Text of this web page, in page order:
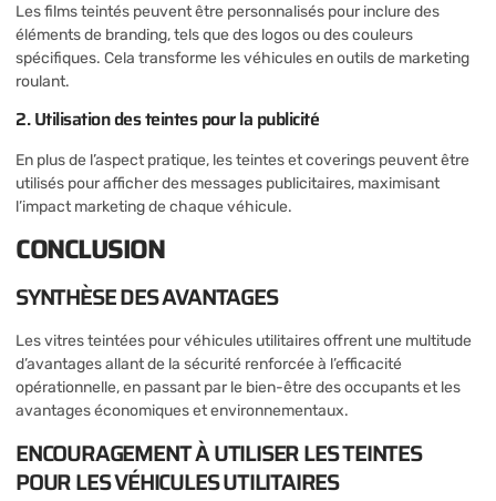
Les films teintés peuvent être personnalisés pour inclure des
éléments de branding, tels que des logos ou des couleurs
spécifiques. Cela transforme les véhicules en outils de marketing
roulant.
2. Utilisation des teintes pour la publicité
En plus de l’aspect pratique, les teintes et coverings peuvent être
utilisés pour afficher des messages publicitaires, maximisant
l’impact marketing de chaque véhicule.
CONCLUSION
SYNTHÈSE DES AVANTAGES
Les vitres teintées pour véhicules utilitaires offrent une multitude
d’avantages allant de la sécurité renforcée à l’efficacité
opérationnelle, en passant par le bien-être des occupants et les
avantages économiques et environnementaux.
ENCOURAGEMENT À UTILISER LES TEINTES
POUR LES VÉHICULES UTILITAIRES